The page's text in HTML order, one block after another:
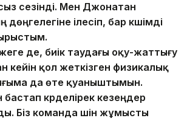
сезінді. Мен Джонатан
ілесіп, бар күшімді
де, биік таудағы оқу-жаттығу
кейін қол жеткізген физикалық
да өте қуаныштымын.
бастап күрделірек кезеңдер
Біз команда үшін жұмысты